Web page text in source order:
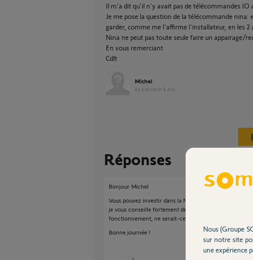
Il m'a dit qu'il n'y avait pas de télécommandes IO
Je me pose la question de la télécommande
garder, comme me l'affirme l'installateur, en les 2
Nina ne peut pas toute seule faire un appairage/
En vous remerciant
Cdlt
Michel
il y a environ 6 ans
Réponses
Bonjour Michel
Vous pouvez investir dans la Nina qui pourra piloter
je vous conseille fortement de garder vos autres
fonctionnement, ne serait-ce qu'en cas de panne de la
Bonne journée !
Nous (Groupe
sur notre site
une expérience